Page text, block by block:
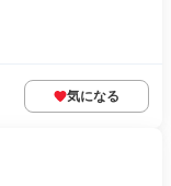
気になる